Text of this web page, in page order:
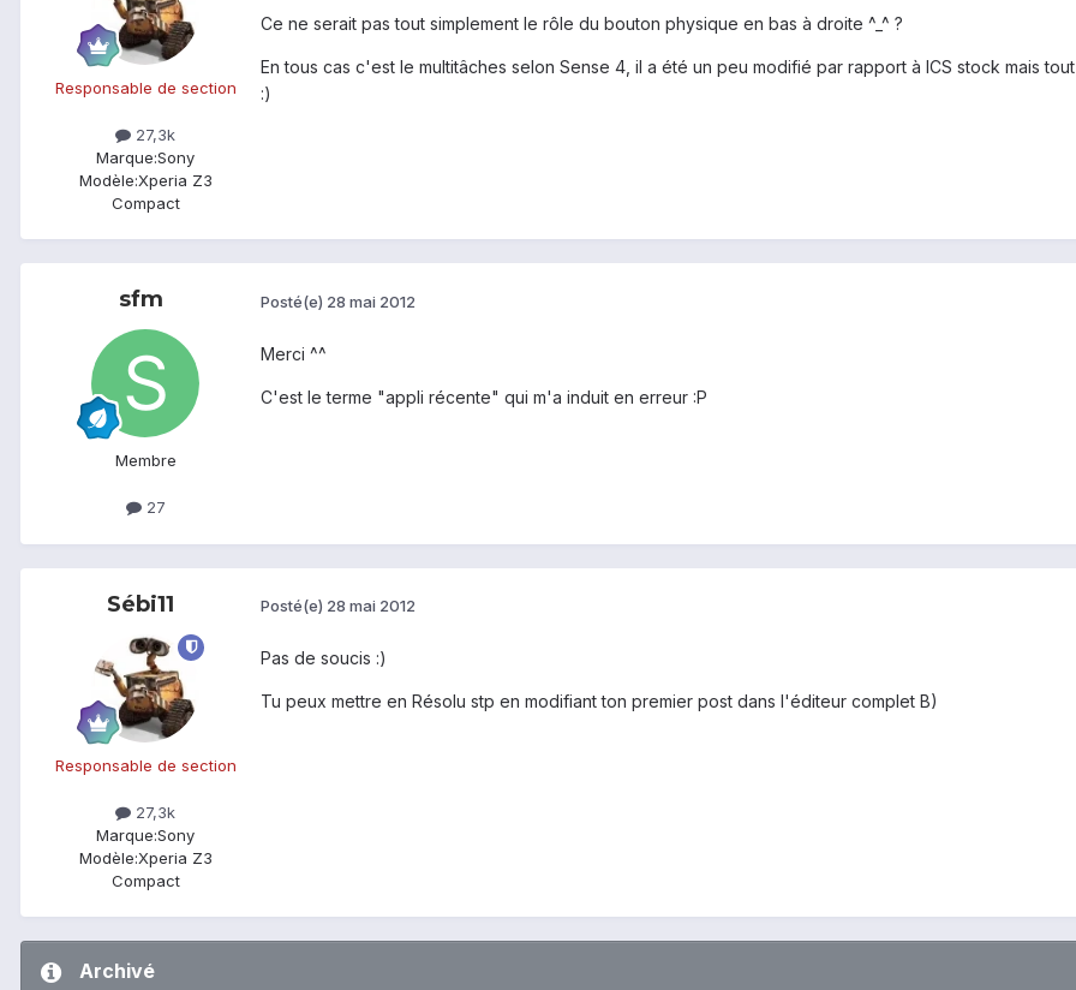
Responsable de section
27,3k
Marque:Sony
Modèle:Xperia Z3
Compact
Ce ne serait pas tout simplement le rôle du bouton physique en bas à droite ^_^ ?
En tous cas c'est le multitâches selon Sense 4, il a été un peu modifié par rapport à ICS stock mais
:)
sfm
Membre
27
Posté(e) 28 mai 2012
Merci ^^
C'est le terme "appli récente" qui m'a induit en erreur :P
Sébi11
Responsable de section
27,3k
Marque:Sony
Modèle:Xperia Z3
Compact
Posté(e) 28 mai 2012
Pas de soucis :)
Tu peux mettre en Résolu stp en modifiant ton premier post dans l'éditeur complet B)
Archivé